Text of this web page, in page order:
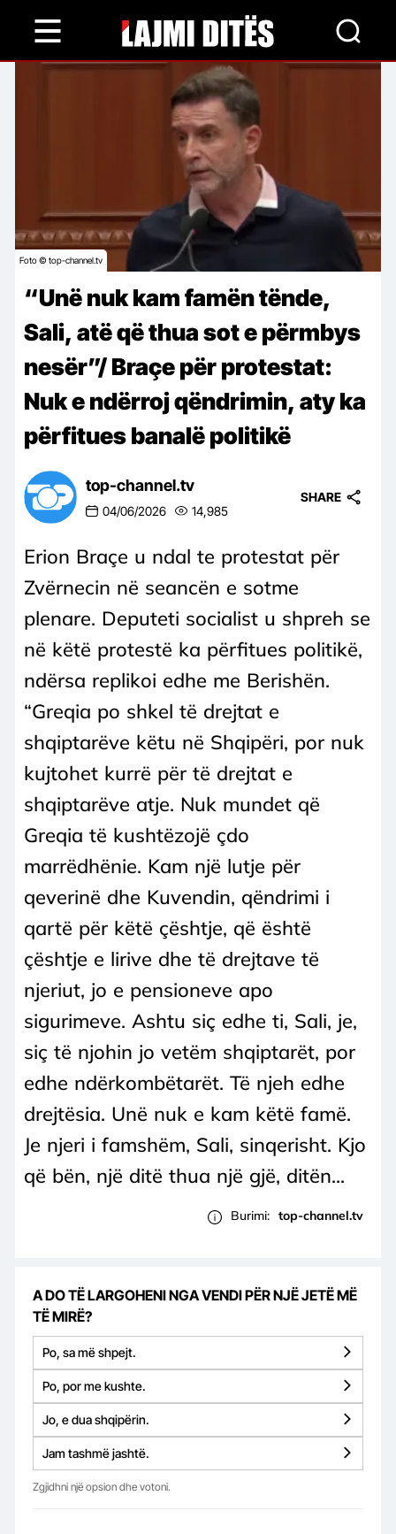
content
Foto © top-channel.tv
“Unë nuk kam famën tënde,
Sali, atë që thua sot e përmbys
nesër”/ Braçe për protestat:
Nuk e ndërroj qëndrimin, aty ka
përfitues banalë politikë
top-channel.tv
04/06/2026 14,985
SHARE
Erion Braçe u ndal te protestat për
Zvërnecin në seancën e sotme
plenare. Deputeti socialist u shpreh se
në këtë protestë ka përfitues politikë,
ndërsa replikoi edhe me Berishën.
“Greqia po shkel të drejtat e
shqiptarëve këtu në Shqipëri, por nuk
kujtohet kurrë për të drejtat e
shqiptarëve atje. Nuk mundet që
Greqia të kushtëzojë çdo
marrëdhënie. Kam një lutje për
qeverinë dhe Kuvendin, qëndrimi i
qartë për këtë çështje, që është
çështje e lirive dhe të drejtave të
njeriut, jo e pensioneve apo
sigurimeve. Ashtu siç edhe ti, Sali, je,
siç të njohin jo vetëm shqiptarët, por
edhe ndërkombëtarët. Të njeh edhe
drejtësia. Unë nuk e kam këtë famë.
Je njeri i famshëm, Sali, sinqerisht. Kjo
që bën, një ditë thua një gjë, ditën...
Burimi: top-channel.tv
A DO TË LARGOHENI NGA VENDI PËR NJË JETË MË
TË MIRË?
Po, sa më shpejt.
Po, por me kushte.
Jo, e dua shqipërin.
Jam tashmë jashtë.
Zgjidhni një opsion dhe votoni.